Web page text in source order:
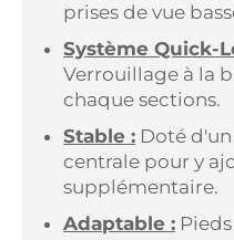
prises de vue
Système Quick-
Verrouillage à la
chaque sections.
Stable : Doté
centrale pour y
supplémentaire.
Adaptable :